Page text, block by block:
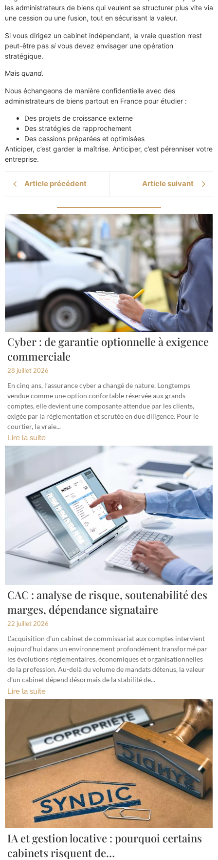
les administrateurs de biens qui veulent se structurer plus vite via
une cession ou une fusion, tout en sécurisant la valeur.
Si vous dirigez un cabinet indépendant, la vraie question n’est
peut-être pas sivous devez envisager une opération
stratégique.
Mais quand.
Nous échangeons de manière confidentielle avec des
administrateurs de biens partout en France pour étudier :
Des projets de croissance externe
Des stratégies de rapprochement
Des cessions préparées et optimisées
Anticiper, c’est garder la maîtrise. Anticiper, c’est pérenniser votre
entreprise.
Article précédent Article suivant
Cyber : de garantie optionnelle à exigence
commerciale
28 juillet 2026
En cinq ans, l’assurance cyber a changé de nature. Longtemps
vendue comme une option confortable réservée aux grands
comptes, elle devient une composante attendue par les clients,
exigée par la réglementation et scrutée en due diligence. Pour le
courtier, la vraie...
Lire la suite
CAC : analyse de risque, soutenabilité des
marges, dépendance signataire
22 juillet 2026
L’acquisition d’un cabinet de commissariat aux comptes intervient
aujourd’hui dans un environnement profondément transformé par
les évolutions réglementaires, économiques et organisationnelles
de la profession. Au-delà du volume de mandats détenus, la valeur
d’un cabinet dépend désormais de la stabilité de...
Lire la suite
IA et gestion locative : pourquoi certains
cabinets risquent de…